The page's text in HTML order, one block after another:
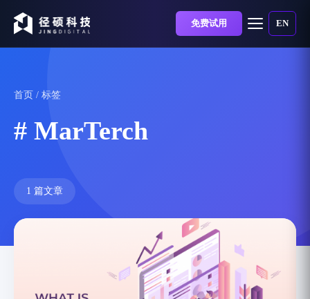
免费试用 EN
首页 / 标签
# MarTerch
1 篇文章